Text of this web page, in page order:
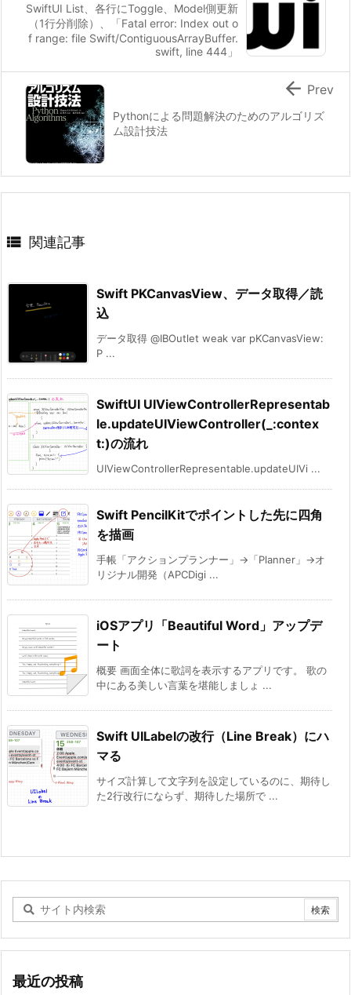
SwiftUI List、各行にToggle、Model側更新
（1行分削除）、「Fatal error: Index out o
f range: file Swift/ContiguousArrayBuffer.
swift, line 444」
Pythonによる問題解決のためのアルゴリズ
ム設計技法
 Prev
 関連記事
Swift PKCanvasView、データ取得／読
込
データ取得 @IBOutlet weak var pKCanvasView:
P ...
SwiftUI UIViewControllerRepresentab
le.updateUIViewController(_:contex
t:)の流れ
UIViewControllerRepresentable.updateUIVi ...
Swift PencilKitでポイントした先に四角
を描画
手帳「アクションプランナー」→「Planner」→オ
リジナル開発（APCDigi ...
iOSアプリ「Beautiful Word」アップデ
ート
概要 画面全体に歌詞を表示するアプリです。 歌の
中にある美しい言葉を堪能しましょ ...
Swift UILabelの改行（Line Break）にハ
マる
サイズ計算して文字列を設定しているのに、期待し
た2行改行にならず、期待した場所で ...
最近の投稿